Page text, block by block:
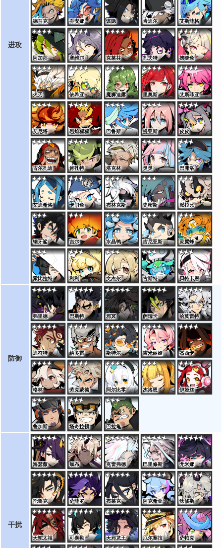
进攻
德马克 乔安娜 该隐 肯迪尔 艾斯菲格
阿加莎 塞维尔 克莱芬 扎夫特 拂晓兔
火刃 依希亚 魔狮迪露 里奥斯 艾斯菲亚
艾尼塔 烈焰猩猩 巴鲁斯 提亚斯 皮皮
古尔扎迪 肯扎特 塔克林 灵灵 巴弗洛
艾迪希洛 卡门兔 布林克斯 史密斯 派拉比
钢牙鲨 吉尔 水晶鸭 吉尼亚斯 灵翼蜂
索比拉特 利利 文杰尔 古斯特 贝特卡恩
防御
弗里德 巴斯特 邪冥 萨瑞卡 哈莫雷特
迪符特 纳多雷 斯特尔 吉米丽娅 杰西卡
格林 劳克蒙德 阿尔比零 杰洛恩 伊娅丝
鲁加斯 塔奇拉顿 巴拉龟
干扰
海瑟薇 加布 克雷弗德 巴里修斯 尤米娜
托鲁克 萨菲罗 布莱克 阿克希亚 狄修斯
天蛇太祖 可泰勒 天邪龙王 厄尔塞拉 萨帕克